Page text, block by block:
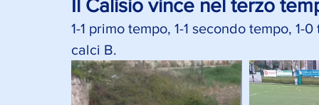
Il Calisio vince nel terzo
1-1 primo tempo, 1-1 secondo tempo,
calci B.